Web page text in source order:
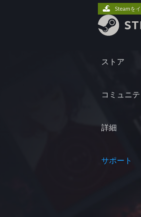
ストア
コミュニテ
詳細
サポート
Steamを